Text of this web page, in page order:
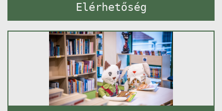
Elérhetőség